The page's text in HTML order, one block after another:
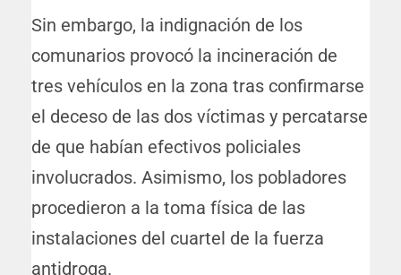
Sin embargo, la indignación de los
comunarios provocó la incineración de
tres vehículos en la zona tras confirmarse
el deceso de las dos víctimas y percatarse
de que habían efectivos policiales
involucrados. Asimismo, los pobladores
procedieron a la toma física de las
instalaciones del cuartel de la fuerza
antidroga.